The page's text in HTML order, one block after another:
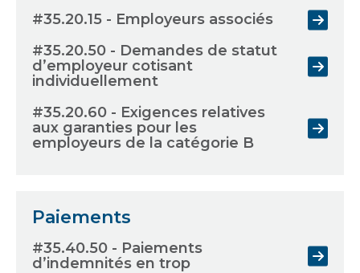
#35.20.15 - Employeurs associés
#35.20.50 - Demandes de statut
d’employeur cotisant
individuellement
#35.20.60 - Exigences relatives
aux garanties pour les
employeurs de la catégorie B
Paiements
#35.40.50 - Paiements
d’indemnités en trop